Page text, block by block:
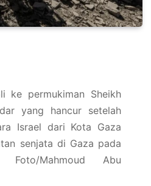
ke permukiman Sheikh
yang hancur setelah
Israel dari Kota Gaza
senjata di Gaza pada
Mahmoud Abu